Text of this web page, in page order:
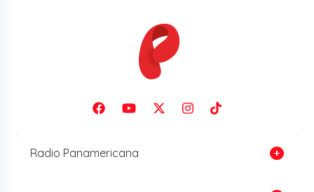
Radio Panamericana